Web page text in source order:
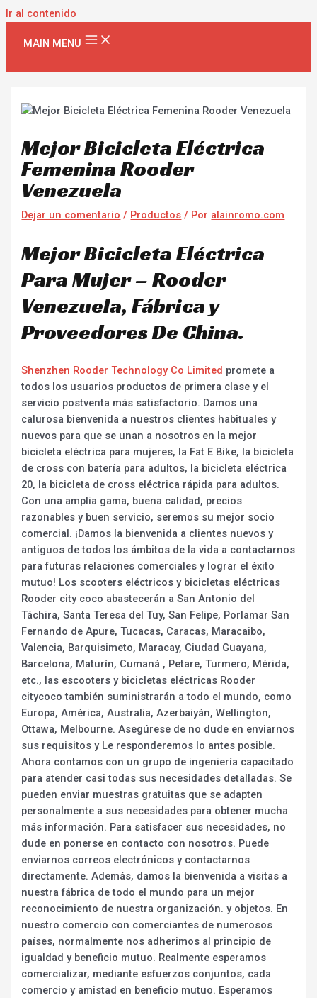
Ir al contenido
MAIN MENU
Mejor Bicicleta Eléctrica
Femenina Rooder
Venezuela
Dejar un comentario / Productos / Por alainromo.com
Mejor Bicicleta Eléctrica
Para Mujer – Rooder
Venezuela, Fábrica y
Proveedores De China.
Shenzhen Rooder Technology Co Limited promete a
todos los usuarios productos de primera clase y el
servicio postventa más satisfactorio. Damos una
calurosa bienvenida a nuestros clientes habituales y
nuevos para que se unan a nosotros en la mejor
bicicleta eléctrica para mujeres, la Fat E Bike, la bicicleta
de cross con batería para adultos, la bicicleta eléctrica
20, la bicicleta de cross eléctrica rápida para adultos.
Con una amplia gama, buena calidad, precios
razonables y buen servicio, seremos su mejor socio
comercial. ¡Damos la bienvenida a clientes nuevos y
antiguos de todos los ámbitos de la vida a contactarnos
para futuras relaciones comerciales y lograr el éxito
mutuo! Los scooters eléctricos y bicicletas eléctricas
Rooder city coco abastecerán a San Antonio del
Táchira, Santa Teresa del Tuy, San Felipe, Porlamar San
Fernando de Apure, Tucacas, Caracas, Maracaibo,
Valencia, Barquisimeto, Maracay, Ciudad Guayana,
Barcelona, Maturín, Cumaná , Petare, Turmero, Mérida,
etc., las escooters y bicicletas eléctricas Rooder
citycoco también suministrarán a todo el mundo, como
Europa, América, Australia, Azerbaiyán, Wellington,
Ottawa, Melbourne. Asegúrese de no dude en enviarnos
sus requisitos y Le responderemos lo antes posible.
Ahora contamos con un grupo de ingeniería capacitado
para atender casi todas sus necesidades detalladas. Se
pueden enviar muestras gratuitas que se adapten
personalmente a sus necesidades para obtener mucha
más información. Para satisfacer sus necesidades, no
dude en ponerse en contacto con nosotros. Puede
enviarnos correos electrónicos y contactarnos
directamente. Además, damos la bienvenida a visitas a
nuestra fábrica de todo el mundo para un mejor
reconocimiento de nuestra organización. y objetos. En
nuestro comercio con comerciantes de numerosos
países, normalmente nos adherimos al principio de
igualdad y beneficio mutuo. Realmente esperamos
comercializar, mediante esfuerzos conjuntos, cada
comercio y amistad en beneficio mutuo. Esperamos